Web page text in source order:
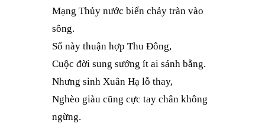
Mạng Thủy nước biển chảy tràn vào
sông.
Số này thuận hợp Thu Đông,
Cuộc đời sung sướng ít ai sánh bằng.
Nhưng sinh Xuân Hạ lỗ thay,
Nghèo giàu cũng cực tay chân không
ngừng.